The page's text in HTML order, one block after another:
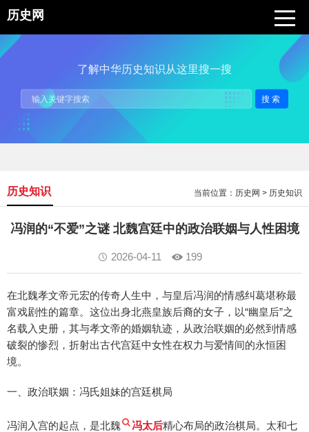
历史网
了解中华历史知识从这里搜一搜
搜索
当前位置： 历史网 > 历史知识
历史知识
冯润的“不爱”之谜 北魏宫廷中的政治联姻与人性困境
2026-04-11 199
在北魏孝文帝元宏的传奇人生中，与皇后冯润的情感纠葛堪称最
富戏剧性的篇章。这位出身北燕皇族后裔的女子，以“幽皇后”之
名载入史册，其与孝文帝的婚姻轨迹，从政治联姻的必然到情感
破裂的惨烈，折射出古代宫廷中女性在权力与爱情间的永恒困
境。
一、政治联姻：冯氏姐妹的宫廷棋局
冯润入宫的起点，是北魏 冯太后精心布局的政治棋局。太和七